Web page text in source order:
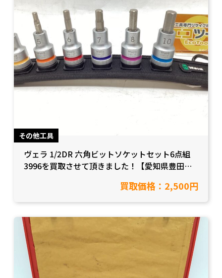
その他工具
ヴェラ 1/2DR 六角ビットソケットセット6点組
3996を買取させて頂きました！【愛知県豊田市/
買取価格：2,500円